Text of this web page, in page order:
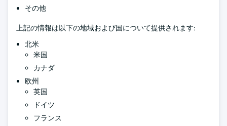
その他
上記の情報は以下の地域および国について提供されます:
北米
米国
カナダ
欧州
英国
ドイツ
フランス